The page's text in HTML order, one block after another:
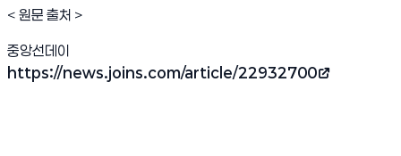
< 원문 출처 >
중앙선데이
https://news.joins.com/article/22932700
(새 창 열림)